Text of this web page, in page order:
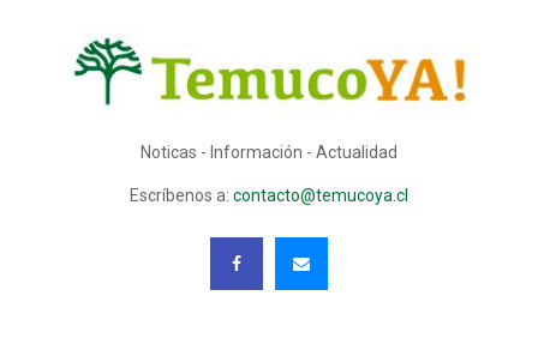
Noticas - Información - Actualidad
Escríbenos a: contacto@temucoya.cl